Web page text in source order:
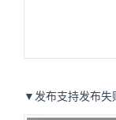
▼发布支持发布失